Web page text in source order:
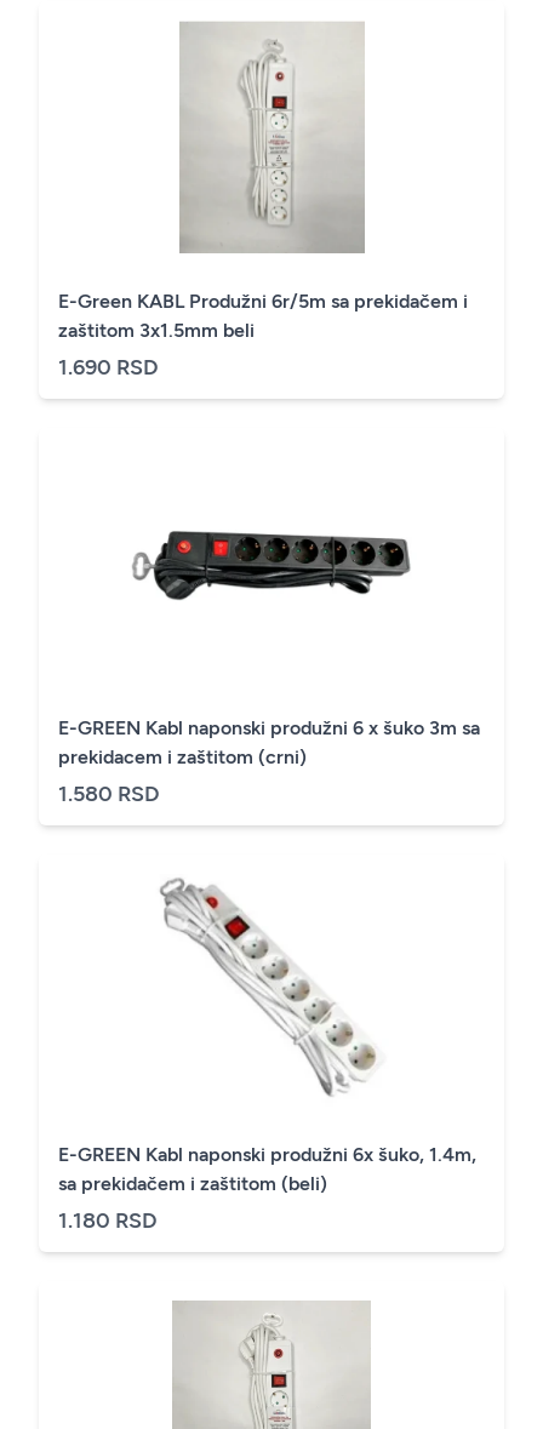
E-Green KABL Produžni 6r/5m sa prekidačem i
zaštitom 3x1.5mm beli
1.690 RSD
E-GREEN Kabl naponski produžni 6 x šuko 3m sa
prekidacem i zaštitom (crni)
1.580 RSD
E-GREEN Kabl naponski produžni 6x šuko, 1.4m,
sa prekidačem i zaštitom (beli)
1.180 RSD